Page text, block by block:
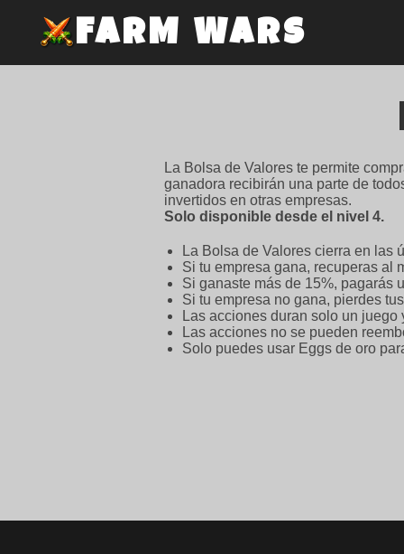
FARM WARS
La Bolsa de Valores te permite
ganadora recibirán una parte de
invertidos en otras empresas.
Solo disponible desde el nivel 4.
La Bolsa de Valores cierra en las
Si tu empresa gana, recuperas al
Si ganaste más de 15%, pagarás
Si tu empresa no gana, pierdes
Las acciones duran solo un
Las acciones no se pueden
Solo puedes usar Eggs de oro